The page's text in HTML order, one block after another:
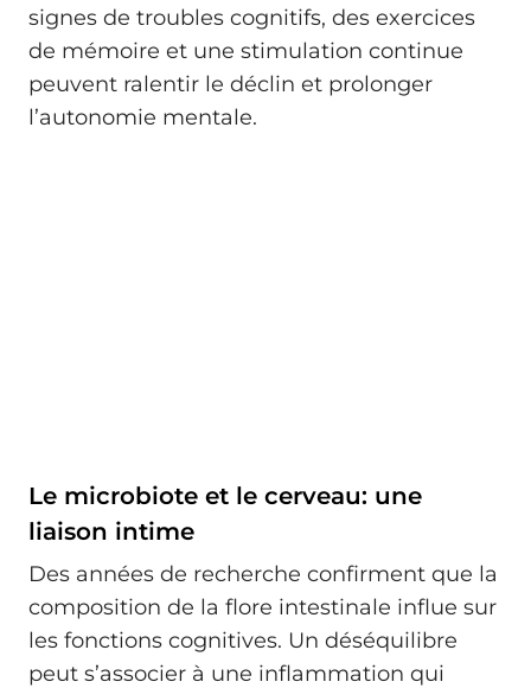
signes de troubles cognitifs, des exercices
de mémoire et une stimulation continue
peuvent ralentir le déclin et prolonger
l’autonomie mentale.
Le microbiote et le cerveau: une
liaison intime
Des années de recherche confirment que la
composition de la flore intestinale influe sur
les fonctions cognitives. Un déséquilibre
peut s’associer à une inflammation qui